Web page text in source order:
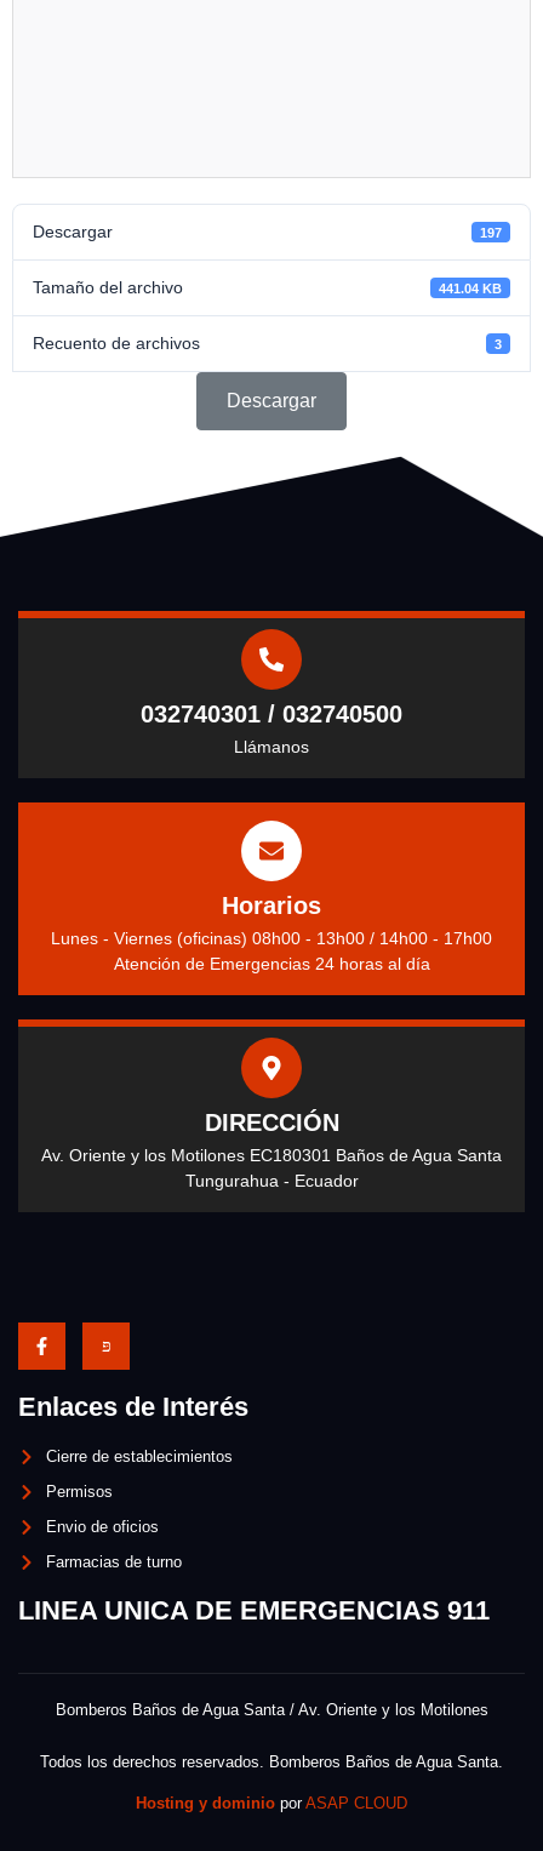
Descargar 197
Tamaño del archivo 441.04 KB
Recuento de archivos 3
Descargar
032740301 / 032740500
Llámanos
Horarios
Lunes - Viernes (oficinas) 08h00 - 13h00 / 14h00 - 17h00
Atención de Emergencias 24 horas al día
DIRECCIÓN
Av. Oriente y los Motilones EC180301 Baños de Agua Santa
Tungurahua - Ecuador
Enlaces de Interés
Cierre de establecimientos
Permisos
Envio de oficios
Farmacias de turno
LINEA UNICA DE EMERGENCIAS 911
Bomberos Baños de Agua Santa / Av. Oriente y los Motilones
Todos los derechos reservados. Bomberos Baños de Agua Santa.
Hosting y dominio porASAP CLOUD